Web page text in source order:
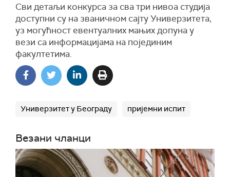
Сви детаљи конкурса за сва три нивоа студија
доступни су на званичном сајту Универзитета,
уз могућност евентуалних мањих допуна у
вези са информацијама на појединим
факултетима.
Универзитет у Београду пријемни испит
Везани чланци